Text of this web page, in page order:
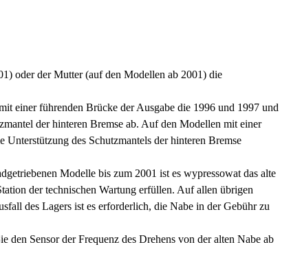
oder der Mutter (auf den Modellen ab 2001) die
einer führenden Brücke der Ausgabe die 1996 und 1997 und
der hinteren Bremse ab. Auf den Modellen mit einer
des Schutzmantels der hinteren Bremse
Modelle bis zum 2001 ist es wypressowat das alte
der technischen Wartung erfüllen. Auf allen übrigen
des Lagers ist es erforderlich, die Nabe in der Gebühr zu
Sensor der Frequenz des Drehens von der alten Nabe ab